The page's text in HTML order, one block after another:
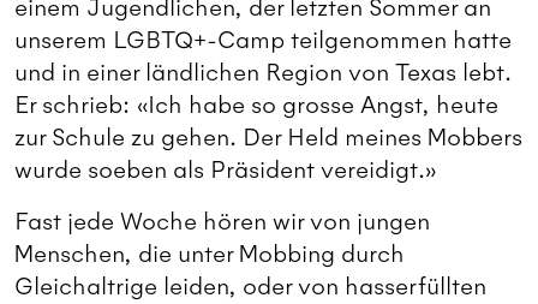
einem Jugendlichen, der letzten Sommer an
unserem LGBTQ+-Camp teilgenommen hatte
und in einer ländlichen Region von Texas lebt.
Er schrieb: «Ich habe so grosse Angst, heute
zur Schule zu gehen. Der Held meines Mobbers
wurde soeben als Präsident vereidigt.»
Fast jede Woche hören wir von jungen
Menschen, die unter Mobbing durch
Gleichaltrige leiden, oder von hasserfüllten